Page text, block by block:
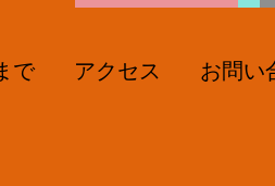
で アクセス お問い